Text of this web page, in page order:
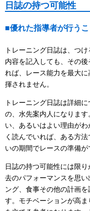
日誌の持つ可能性
■優れた指導者が行う
トレーニング日誌は、つ
内容を記入しても、その
れば、レース能力を最大
揮されません。
トレーニング日誌は詳細
の、水先案内人になりま
い、あるいはよい理由が
く読んでいれば、ある方
いの期間でレースの準備が
日誌の持つ可能性には限
去のパフォーマンスを思
ング、食事その他の計画
す。モチベーションが高